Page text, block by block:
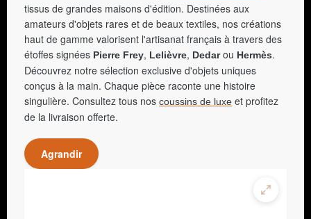
tissus de grandes maisons d'édition. Destinées aux
amateurs d'objets rares et de beaux textiles, nos créations
haut de gamme valorisent l'artisanat français à travers des
étoffes signées Pierre Frey, Lelièvre, Dedarou Hermès.
Découvrez notre sélection exclusive d'objets uniques
conçus à la main. Chaque pièce raconte une histoire
singulière. Consultez tous nos coussins de luxe et profitez
de la livraison offerte.
Agrandir